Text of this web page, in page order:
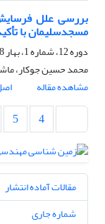
بررسی علل
مسجدسلیمان با
دوره 12، شماره 1، بهار 1398، صفحه
محمد حسین جوکار،
مشاهده مقاله
4
5
مقالات آماده انتشار
شماره جاری